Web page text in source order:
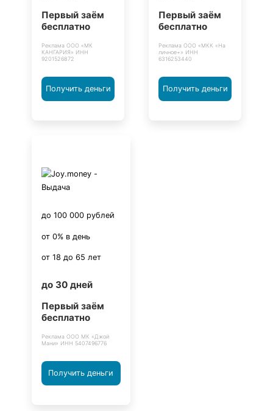
Первый заём
бесплатно
Реклама ООО «МК
КАНГАРИЯ» ИНН
9201526872
Получить деньги
Первый заём
бесплатно
Реклама ООО «МКК «На
личное+» ИНН
6316253440
Получить деньги
до 100 000 рублей
от 0% в день
от 18 до 65 лет
до 30 дней
Первый заём
бесплатно
Реклама ООО МК «Джой
Мани» ИНН 5407496776
Получить деньги